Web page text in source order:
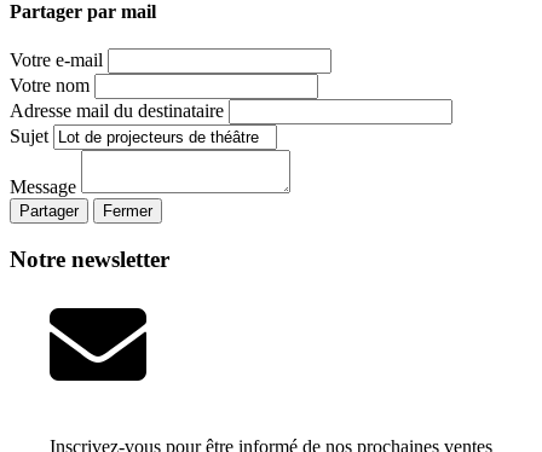
Partager par mail
Votre e-mail
Votre nom
Adresse mail du destinataire
Sujet
Message
Partager Fermer
Notre newsletter
Inscrivez-vous pour être informé de nos prochaines ventes